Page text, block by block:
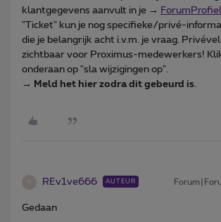
klantgegevens aanvult in je → ForumProfiel
"Ticket" kun je nog specifieke/privé-
die je belangrijk acht i.v.m. je vraag.
zichtbaar voor Proximus-medewerkers!
onderaan op "sla wijzigingen op".
→
Meld het hier zodra dit gebeurd is
REv1ve666 AUTEUR
Gedaan